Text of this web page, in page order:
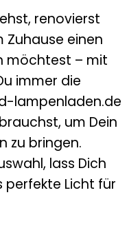
renovierst
Zuhause einen
möchtest – mit
immer die
lampenladen.de
um Dein
zu bringen.
lass Dich
perfekte Licht für